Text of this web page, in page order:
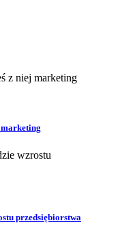
marketing
przedsiębiorstwa